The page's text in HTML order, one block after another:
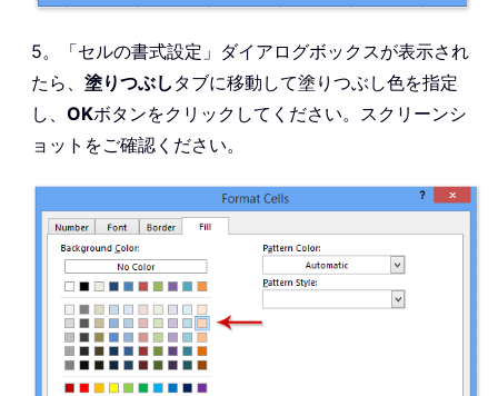
5。「セルの書式設定」ダイアログボックスが表示され
たら、 塗りつぶし タブに移動して塗りつぶし色を指定
し、 OKボタンをクリックしてください。スクリーンシ
ョットをご確認ください。